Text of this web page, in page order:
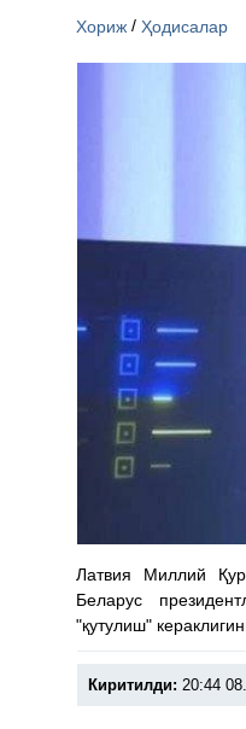
Хориж /Ҳодисалар
Латвия Миллий
Беларус
"қутулиш"
Киритилди: 20:44